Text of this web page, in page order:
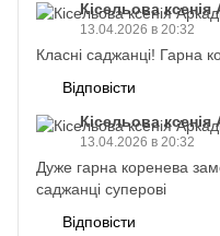
Кісельова ксенія
13.04.2026 в 20:32
Класні саджанці! Гарна
Відповісти
Кісельова ксенія
13.04.2026 в 20:32
Дуже гарна коренева
саджанці суперові
Відповісти